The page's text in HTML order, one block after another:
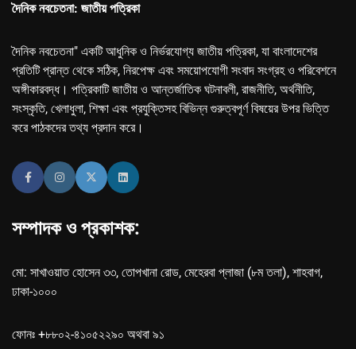
দৈনিক নবচেতনা: জাতীয় পত্রিকা
দৈনিক নবচেতনা" একটি আধুনিক ও নির্ভরযোগ্য জাতীয় পত্রিকা, যা বাংলাদেশের
প্রতিটি প্রান্ত থেকে সঠিক, নিরপেক্ষ এবং সময়োপযোগী সংবাদ সংগ্রহ ও পরিবেশনে
অঙ্গীকারবদ্ধ। পত্রিকাটি জাতীয় ও আন্তর্জাতিক ঘটনাবলী, রাজনীতি, অর্থনীতি,
সংস্কৃতি, খেলাধুলা, শিক্ষা এবং প্রযুক্তিসহ বিভিন্ন গুরুত্বপূর্ণ বিষয়ের উপর ভিত্তি
করে পাঠকদের তথ্য প্রদান করে।
সম্পাদক ও প্রকাশক:
মো: সাখাওয়াত হোসেন ৩৩, তোপখানা রোড, মেহেরবা প্লাজা (৮ম তলা), শাহবাগ,
ঢাকা-১০০০
ফোনঃ +৮৮০২-৪১০৫২২৯০ অথবা ৯১